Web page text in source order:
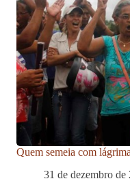
Quem semeia com
31 de dezembro de